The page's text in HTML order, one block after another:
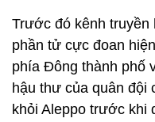
Trước đó kênh truyền
phần tử cực đoan
phía Đông thành phố
hậu thư của quân đội
khỏi Aleppo trước khi